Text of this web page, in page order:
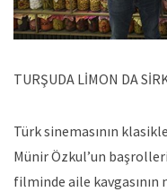
TURŞUDA LİMON DA
Türk sinemasının
Münir Özkul’un
filminde aile kavgasının